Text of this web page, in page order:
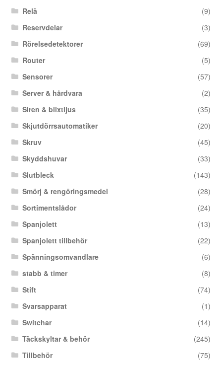
Relä
(9)
Reservdelar
(3)
Rörelsedetektorer
(69)
Router
(5)
Sensorer
(57)
Server & hårdvara
(2)
Siren & blixtljus
(35)
Skjutdörrsautomatiker
(20)
Skruv
(45)
Skyddshuvar
(33)
Slutbleck
(143)
Smörj & rengöringsmedel
(28)
Sortimentslådor
(24)
Spanjolett
(13)
Spanjolett tillbehör
(22)
Spänningsomvandlare
(6)
stabb & timer
(8)
Stift
(74)
Svarsapparat
(1)
Switchar
(14)
Täckskyltar & behör
(245)
Tillbehör
(75)